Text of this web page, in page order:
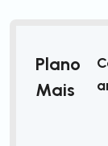
Plano
Mais